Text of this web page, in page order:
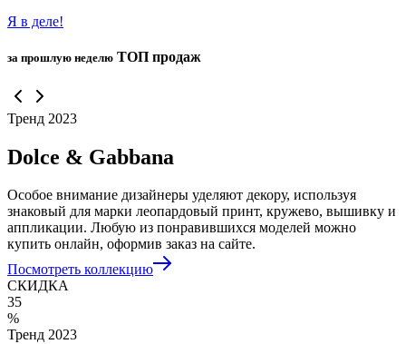
Я в деле!
за прошлую неделю ТОП продаж
Тренд 2023
Dolce & Gabbana
Особое внимание дизайнеры уделяют декору, используя
знаковый для марки леопардовый принт, кружево, вышивку и
аппликации. Любую из понравившихся моделей можно
купить онлайн, оформив заказ на сайте.
Посмотреть коллекцию
СКИДКА
35
%
Тренд 2023